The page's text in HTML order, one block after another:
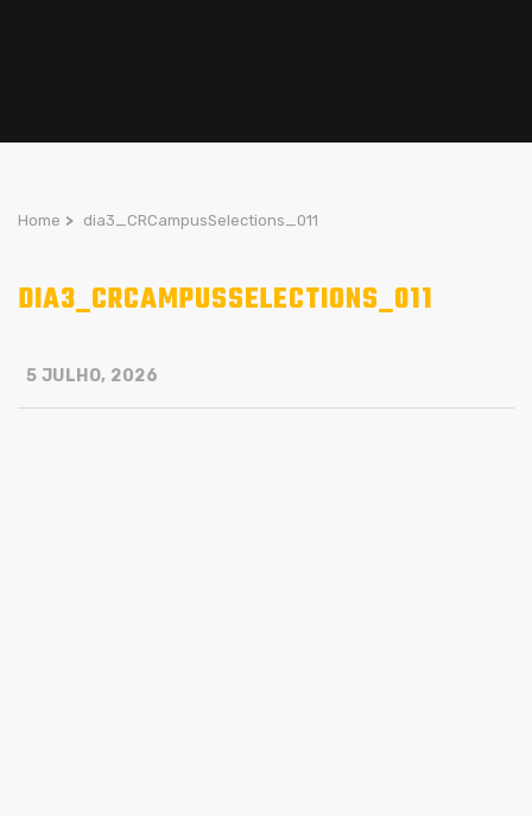
Home > dia3_CRCampusSelections_011
DIA3_CRCAMPUSSELECTIONS_011
5 JULHO, 2026